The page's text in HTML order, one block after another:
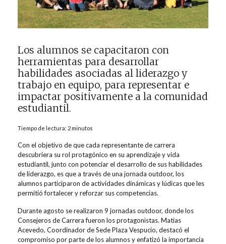
Los alumnos se capacitaron con
herramientas para desarrollar
habilidades asociadas al liderazgo y
trabajo en equipo, para representar e
impactar positivamente a la comunidad
estudiantil.
Tiempo de lectura: 2 minutos
Con el objetivo de que cada representante de carrera
descubriera su rol protagónico en su aprendizaje y vida
estudiantil, junto con potenciar el desarrollo de sus habilidades
de liderazgo, es que a través de una jornada outdoor, los
alumnos participaron de actividades dinámicas y lúdicas que les
permitió fortalecer y reforzar sus competencias.
Durante agosto se realizaron 9 jornadas outdoor, donde los
Consejeros de Carrera fueron los protagonistas. Matias
Acevedo, Coordinador de Sede Plaza Vespucio, destacó el
compromiso por parte de los alumnos y enfatizó la importancia